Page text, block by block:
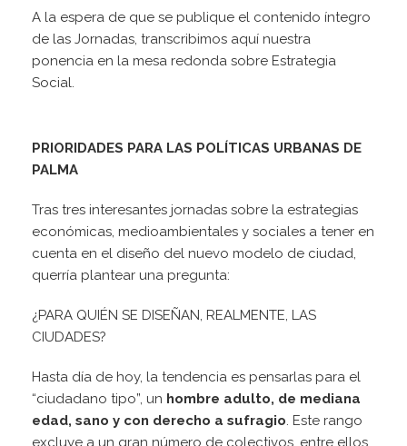
A la espera de que se publique el contenido íntegro
de las Jornadas, transcribimos aquí nuestra
ponencia en la mesa redonda sobre Estrategia
Social.
PRIORIDADES PARA LAS POLÍTICAS URBANAS DE
PALMA
Tras tres interesantes jornadas sobre la estrategias
económicas, medioambientales y sociales a tener en
cuenta en el diseño del nuevo modelo de ciudad,
querría plantear una pregunta:
¿PARA QUIÉN SE DISEÑAN, REALMENTE, LAS
CIUDADES?
Hasta día de hoy, la tendencia es pensarlas para el
“ciudadano tipo”, un hombre adulto, de mediana
edad, sano y con derecho a sufragio. Este rango
excluye a un gran número de colectivos, entre ellos,